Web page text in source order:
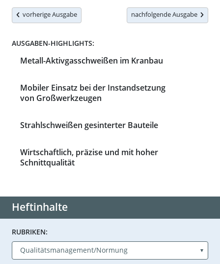
vorherige Ausgabe nachfolgende Ausgabe
AUSGABEN-HIGHLIGHTS:
Metall-Aktivgasschweißen im Kranbau
Mobiler Einsatz bei der Instandsetzung
von Großwerkzeugen
Strahlschweißen gesinterter Bauteile
Wirtschaftlich, präzise und mit hoher
Schnittqualität
Heftinhalte
RUBRIKEN: